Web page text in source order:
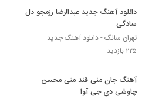
دانلود آهنگ جدید عبدالرضا رزمجو دل
سادگی
تهران سانگ - دانلود آهنگ جدید
۲۲۵ بازدید
آهنگ جان منی قند منی محسن
چاوشی دی جی آوا